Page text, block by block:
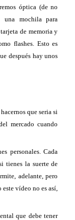
óptica (de no
mochila para
de memoria y
flashes. Esto es
después hay unos
que seria si
mercado cuando
personales. Cada
tienes la suerte de
adelante, pero
vídeo no es así,
que debe tener